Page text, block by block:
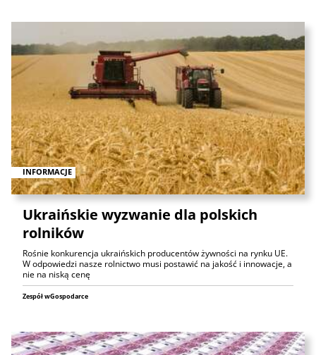
INFORMACJE
Ukraińskie wyzwanie dla polskich
rolników
Rośnie konkurencja ukraińskich producentów żywności na rynku UE.
W odpowiedzi nasze rolnictwo musi postawić na jakość i innowacje, a
nie na niską cenę
Zespół wGospodarce